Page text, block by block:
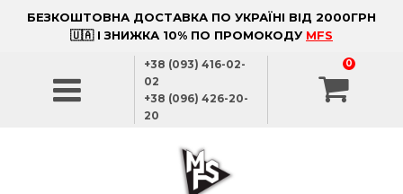
БЕЗКОШТОВНА ДОСТАВКА ПО УКРАЇНІ ВІД 2000ГРН
🇺🇦 І ЗНИЖКА 10% ПО ПРОМОКОДУ MFS
+38 (093) 416-02-
02
+38 (096) 426-20-
20
0